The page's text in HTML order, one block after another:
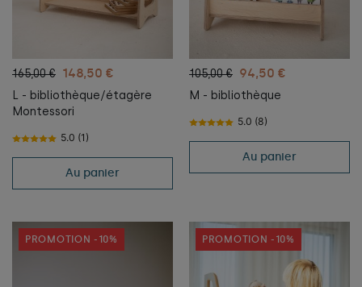
165,00 € 148,50 €
L - bibliothèque/étagère
Montessori
5.0 (1)
Au panier
105,00 € 94,50 €
M - bibliothèque
5.0 (8)
Au panier
PROMOTION -10% PROMOTION -10%